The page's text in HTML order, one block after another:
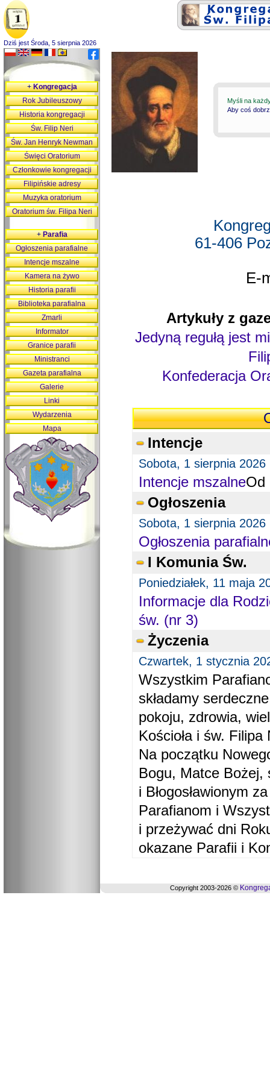
Dziś jest Środa, 5 sierpnia 2026
Myśli na
Aby coś
61-406
E-
Artykuły z
Jedyną regułą jest
Konfederacja
Intencje
Sobota, 1 sierpnia 2026
Intencje mszalneOd
Ogłoszenia
Sobota, 1 sierpnia 2026
Ogłoszenia
I Komunia Św.
Poniedziałek, 11 maja
Informacje dla
św. (nr 3)
Życzenia
Czwartek, 1 stycznia
Wszystkim
składamy
pokoju, zdrowia,
Kościoła i św. Filipa
Na początku
Bogu, Matce Bożej,
i Błogosławionym
Parafianom i
i przeżywać dni
okazane Parafii i
+Kongregacja
Rok Jubileuszowy
Historia kongregacji
Św. Filip Neri
Św. Jan Henryk Newman
Święci Oratorium
Członkowie kongregacji
Filipińskie adresy
Muzyka oratorium
Oratorium św. Filipa Neri
+Parafia
Ogłoszenia parafialne
Intencje mszalne
Kamera na żywo
Historia parafii
Biblioteka parafialna
Zmarli
Informator
Granice parafii
Ministranci
Gazeta parafialna
Galerie
Linki
Wydarzenia
Mapa
Copyright 2003-2026 ©